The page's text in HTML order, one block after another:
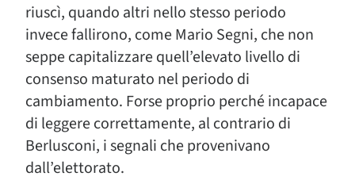
riuscì, quando altri nello stesso periodo
invece fallirono, come Mario Segni, che non
seppe capitalizzare quell’elevato livello di
consenso maturato nel periodo di
cambiamento. Forse proprio perché incapace
di leggere correttamente, al contrario di
Berlusconi, i segnali che provenivano
dall’elettorato.